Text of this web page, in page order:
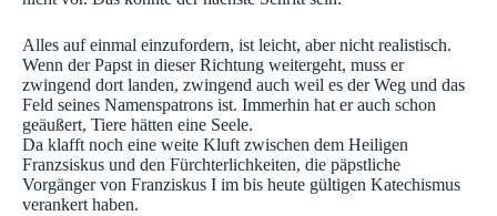
Alles auf einmal einzufordern, ist leicht, aber nicht realistisch.
Wenn der Papst in dieser Richtung weitergeht, muss er
zwingend dort landen, zwingend auch weil es der Weg und das
Feld seines Namenspatrons ist. Immerhin hat er auch schon
geäußert, Tiere hätten eine Seele.
Da klafft noch eine weite Kluft zwischen dem Heiligen
Franzsiskus und den Fürchterlichkeiten, die päpstliche
Vorgänger von Franziskus I im bis heute gültigen Katechismus
verankert haben.